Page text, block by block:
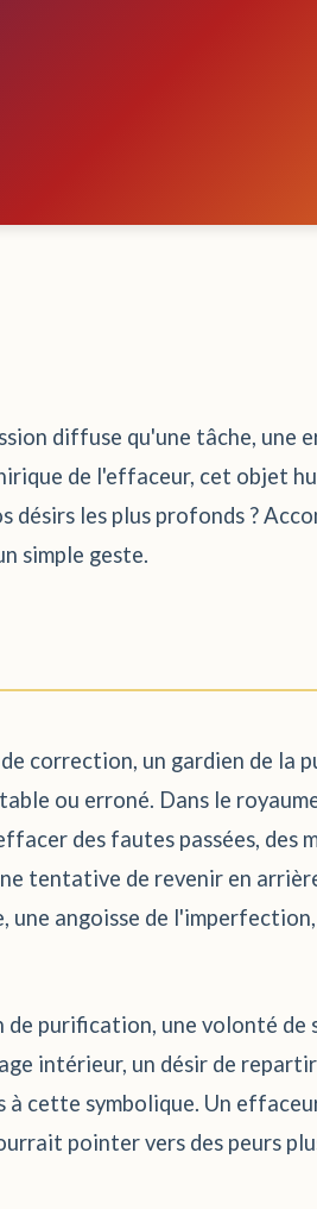
diffuse qu'une tâche, une
de l'effaceur, cet objet
désirs les plus profonds ?
simple geste.
correction, un gardien de la
ou erroné. Dans le
des fautes passées, des
tentative de revenir en
angoisse de
purification, une volonté de
intérieur, un désir de
à cette symbolique. Un
pointer vers des peurs